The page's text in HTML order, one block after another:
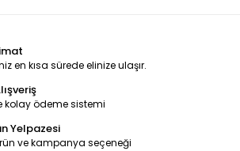
en kısa sürede elinize ulaşır.
kolay ödeme sistemi
Yelpazesi
ve kampanya seçeneği